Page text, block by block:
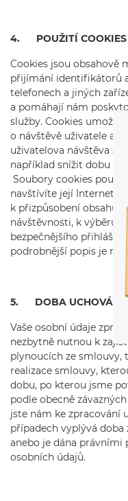
4. POUŽITÍ COOKIES
Cookies jsou obsahově
přijímání identifikátorů
telefonech a jiných
a pomáhají nám
služby. Cookies
o návštěvě uživatele a
uživatelova návštěva
například snížit dobu
Soubory cookies
navštívíte její
k přizpůsobení obsahu,
návštěvnosti, k výběru
bezpečnějšího
podrobnější popis je níže.
5. DOBA UCHOVÁNÍ
Vaše osobní údaje
nezbytně nutnou k
plynoucích ze smlouvy,
realizace smlouvy,
dobu, po kterou jsme
podle obecně
jste nám ke zpracování
případech vyplývá doba
anebo je dána právními
osobních údajů.